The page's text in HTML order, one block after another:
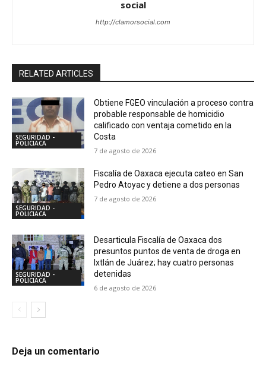
social
http://clamorsocial.com
RELATED ARTICLES
SEGURIDAD -
POLICIACA
Obtiene FGEO vinculación a proceso contra
probable responsable de homicidio
calificado con ventaja cometido en la
Costa
7 de agosto de 2026
SEGURIDAD -
POLICIACA
Fiscalía de Oaxaca ejecuta cateo en San
Pedro Atoyac y detiene a dos personas
7 de agosto de 2026
SEGURIDAD -
POLICIACA
Desarticula Fiscalía de Oaxaca dos
presuntos puntos de venta de droga en
Ixtlán de Juárez; hay cuatro personas
detenidas
6 de agosto de 2026
Deja un comentario